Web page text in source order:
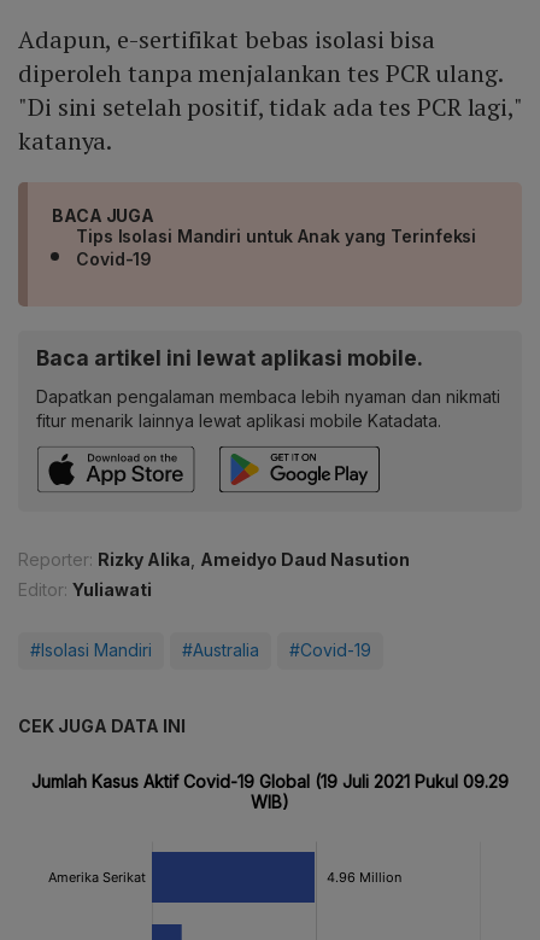
Adapun, e-sertifikat bebas isolasi bisa
diperoleh tanpa menjalankan tes PCR ulang.
"Di sini setelah positif, tidak ada tes PCR lagi,"
katanya.
BACA JUGA
Tips Isolasi Mandiri untuk Anak yang Terinfeksi
Covid-19
Baca artikel ini lewat aplikasi mobile.
Dapatkan pengalaman membaca lebih nyaman dan nikmati
fitur menarik lainnya lewat aplikasi mobile Katadata.
Reporter: Rizky Alika Ameidyo Daud Nasution
Editor: Yuliawati
#Isolasi Mandiri #Australia #Covid-19
CEK JUGA DATA INI